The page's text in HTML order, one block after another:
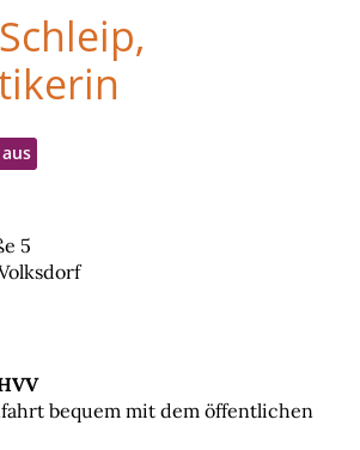
aus
5
bequem mit dem öffentlichen